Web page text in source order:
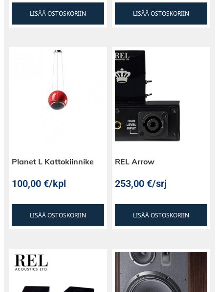
LISÄÄ OSTOSKORIIN LISÄÄ OSTOSKORIIN
Planet L Kattokiinnike
100,00€/kpl
LISÄÄ OSTOSKORIIN
REL Arrow
253,00€/srj
LISÄÄ OSTOSKORIIN